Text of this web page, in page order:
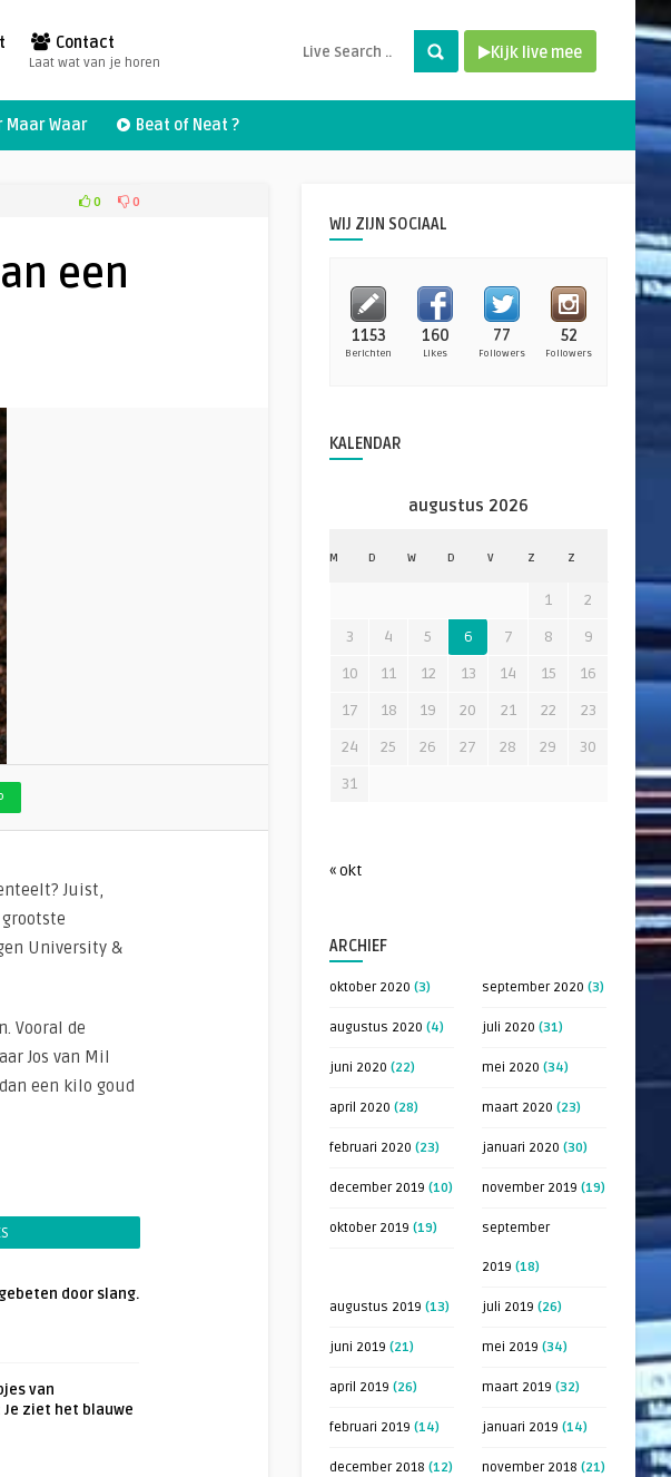
Contact
Laat wat van je horen
Kijk live mee
Maar Waar Beat of Neat ?
0 0
een
Juist,
University &
Vooral de
Jos van Mil
een kilo goud
door slang.
van
ziet het blauwe
WIJ ZIJN SOCIAAL
1153
Berichten
160
Likes
77
Followers
52
Followers
KALENDAR
augustus 2026
M D W D V Z Z
1
2
3
4 5 6 7 8
9
10
11 12 13 14 15
16
17
18 19 20 21 22
23
24
25 26 27 28 29
30
31
« okt
ARCHIEF
oktober 2020 (3) september 2020 (3)
augustus 2020 (4) juli 2020 (31)
juni 2020 (22) mei 2020 (34)
april 2020 (28) maart 2020 (23)
februari 2020 (23) januari 2020 (30)
december 2019 (10) november 2019 (19)
oktober 2019 (19) september
2019 (18)
augustus 2019 (13) juli 2019 (26)
juni 2019 (21) mei 2019 (34)
april 2019 (26) maart 2019 (32)
februari 2019 (14) januari 2019 (14)
december 2018 (12) november 2018 (21)